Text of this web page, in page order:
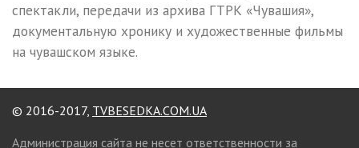
спектакли, передачи из архива ГТРК «Чувашия»,
документальную хронику и художественные фильмы
на чувашском языке.
© 2016-2017, TVBESEDKA.COM.UA
Администрация сайта не несет ответственности за